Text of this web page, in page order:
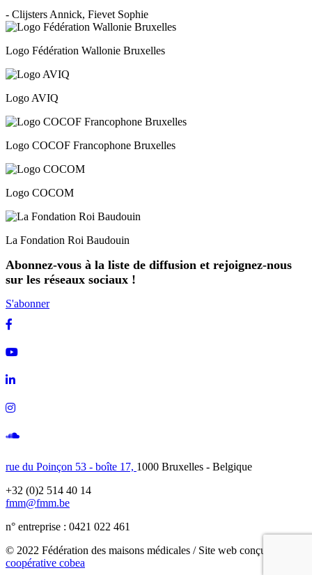
- Clijsters Annick, Fievet Sophie
Logo Fédération Wallonie Bruxelles
Logo AVIQ
Logo COCOF Francophone Bruxelles
Logo COCOM
La Fondation Roi Baudouin
Abonnez-vous à la liste de diffusion et rejoignez-nous
sur les réseaux sociaux !
S'abonner
rue du Poinçon 53 - boîte 17, 1000 Bruxelles - Belgique
+32 (0)2 514 40 14
fmm@fmm.be
n° entreprise : 0421 022 461
© 2022 Fédération des maisons médicales / Site web conçu avec
coopérative cobea